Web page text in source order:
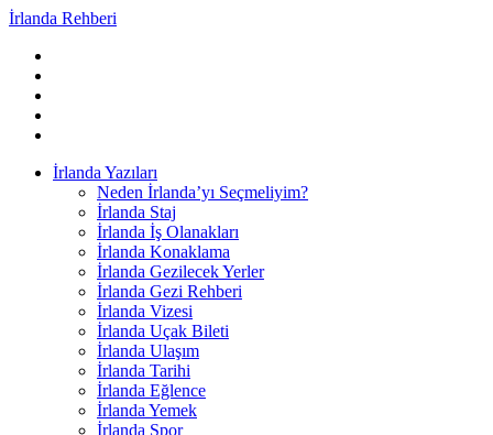
İrlanda Rehberi
İrlanda Yazıları
Neden İrlanda’yı Seçmeliyim?
İrlanda Staj
İrlanda İş Olanakları
İrlanda Konaklama
İrlanda Gezilecek Yerler
İrlanda Gezi Rehberi
İrlanda Vizesi
İrlanda Uçak Bileti
İrlanda Ulaşım
İrlanda Tarihi
İrlanda Eğlence
İrlanda Yemek
İrlanda Spor